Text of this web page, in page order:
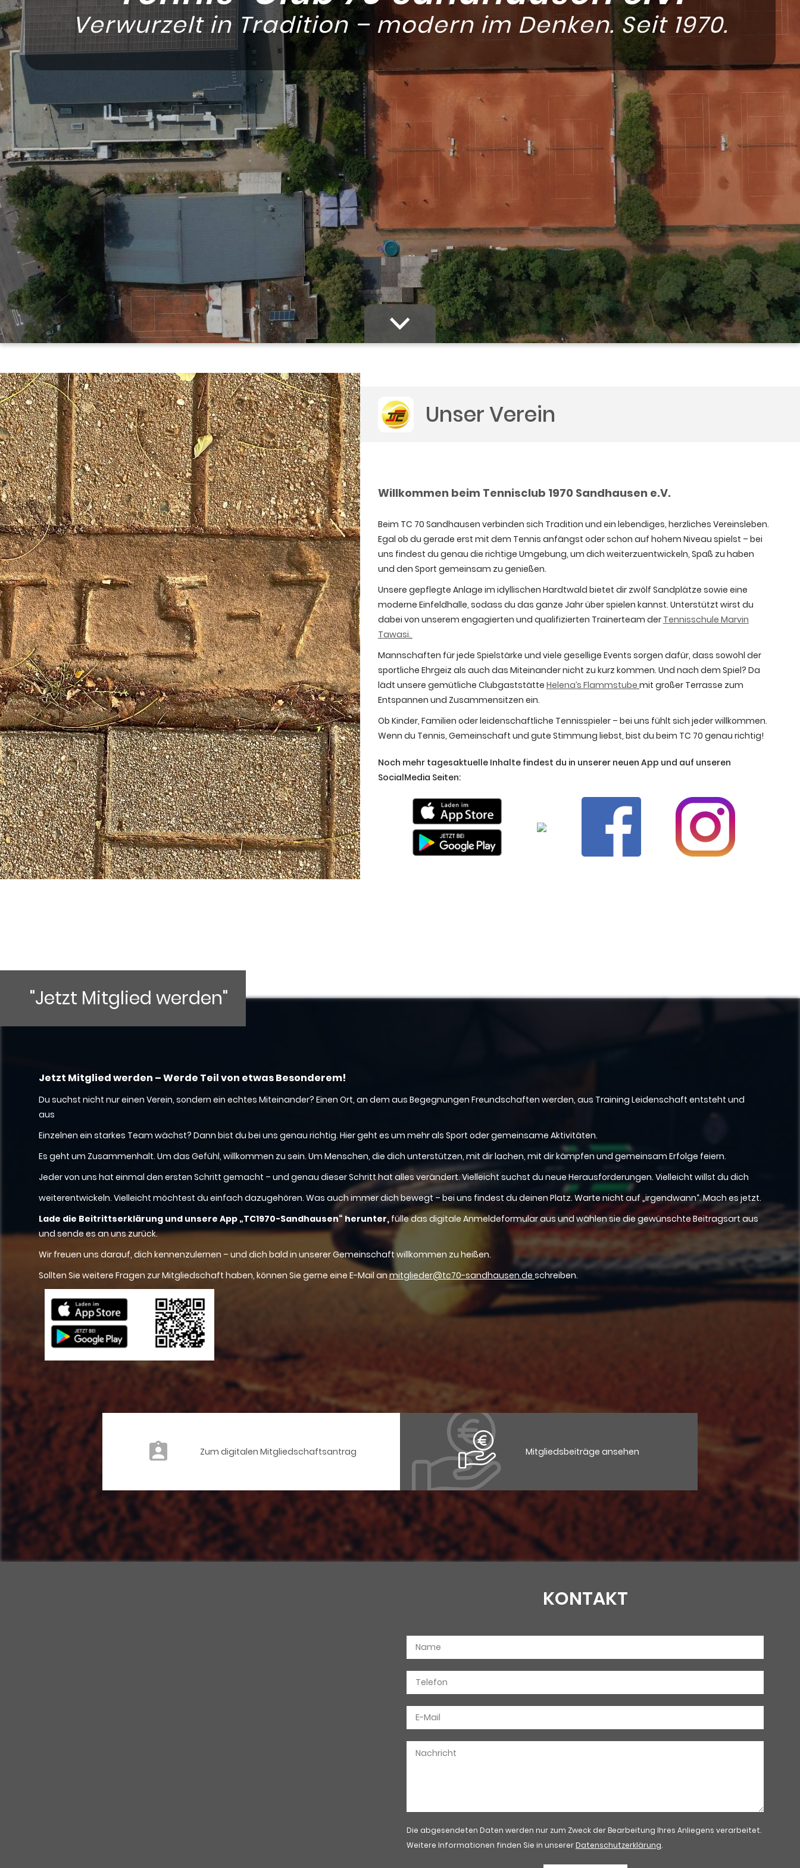
Verwurzelt in Tradition – modern im Denken. Seit 1970.
Unser Verein
Willkommen beim Tennisclub 1970 Sandhausen e.V.
Beim TC 70 Sandhausen verbinden sich Tradition und ein lebendiges, herzliches Vereinsleben.
Egal ob du gerade erst mit dem Tennis anfängst oder schon auf hohem Niveau spielst – bei
uns findest du genau die richtige Umgebung, um dich weiterzuentwickeln, Spaß zu haben
und den Sport gemeinsam zu genießen.
Unsere gepflegte Anlage im idyllischen Hardtwald bietet dir zwölf Sandplätze sowie eine
moderne Einfeldhalle, sodass du das ganze Jahr über spielen kannst. Unterstützt wirst du
dabei von unserem engagierten und qualifizierten Trainerteam der Tennisschule Marvin
Tawasi.
Mannschaften für jede Spielstärke und viele gesellige Events sorgen dafür, dass sowohl der
sportliche Ehrgeiz als auch das Miteinander nicht zu kurz kommen. Und nach dem Spiel? Da
lädt unsere gemütliche Clubgaststätte Helena’s Flammstube mit großer Terrasse zum
Entspannen und Zusammensitzen ein.
Ob Kinder, Familien oder leidenschaftliche Tennisspieler – bei uns fühlt sich jeder willkommen.
Wenn du Tennis, Gemeinschaft und gute Stimmung liebst, bist du beim TC 70 genau richtig!
Noch mehr tagesaktuelle Inhalte findest du in unserer neuen App und auf unseren
SocialMedia Seiten:
"Jetzt Mitglied werden"
Jetzt Mitglied werden – Werde Teil von etwas Besonderem!
Du suchst nicht nur einen Verein, sondern ein echtes Miteinander? Einen Ort, an dem aus Begegnungen Freundschaften werden, aus Training Leidenschaft entsteht und
aus
Einzelnen ein starkes Team wächst? Dann bist du bei uns genau richtig. Hier geht es um mehr als Sport oder gemeinsame Aktivitäten.
Es geht um Zusammenhalt. Um das Gefühl, willkommen zu sein. Um Menschen, die dich unterstützen, mit dir lachen, mit dir kämpfen und gemeinsam Erfolge feiern.
Jeder von uns hat einmal den ersten Schritt gemacht – und genau dieser Schritt hat alles verändert. Vielleicht suchst du neue Herausforderungen. Vielleicht willst du dich
weiterentwickeln. Vielleicht möchtest du einfach dazugehören. Was auch immer dich bewegt – bei uns findest du deinen Platz. Warte nicht auf „irgendwann“. Mach es jetzt.
Lade die Beitrittserklärung und unsere App „TC1970-Sandhausen“ herunter, fülle das digitale Anmeldeformular aus und wählen sie die gewünschte Beitragsart aus
und sende es an uns zurück.
Wir freuen uns darauf, dich kennenzulernen – und dich bald in unserer Gemeinschaft willkommen zu heißen.
Sollten Sie weitere Fragen zur Mitgliedschaft haben, können Sie gerne eine E-Mail anmitglieder@tc70-sandhausen.de schreiben.
Zum digitalen Mitgliedschaftsantrag Mitgliedsbeiträge ansehen
KONTAKT
Die abgesendeten Daten werden nur zum Zweck der Bearbeitung Ihres Anliegens verarbeitet.
Weitere Informationen finden Sie in unsererDatenschutzerklärung.